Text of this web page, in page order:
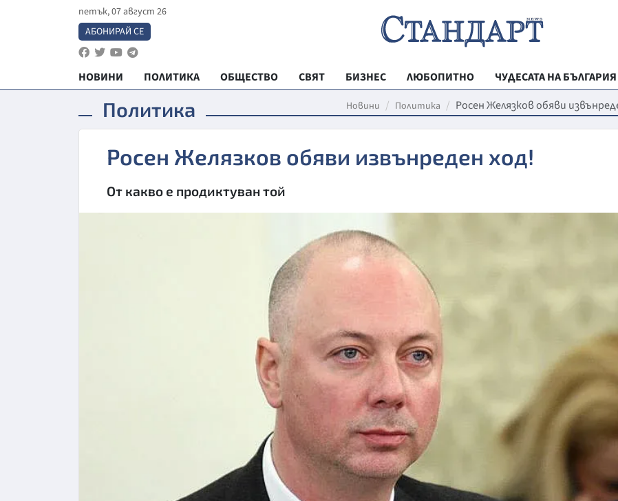
петък, 07 август 26
АБОНИРАЙ СЕ
НОВИНИ ПОЛИТИКА ОБЩЕСТВО СВЯТ БИЗНЕС ЛЮБОПИТНО ЧУДЕСАТА НА БЪЛГАРИЯ
РЕГИОНАЛНИ
ВЕСТНИК
МЛАДЕЖКА
ДА!НА
ПРАВОСЪДИЕ
КРИМИ
ВЯРА
ВОЙНАТА В
Политика Новини Политика Росен Желязков обяви
Росен Желязков обяви извънреден ход!
От какво е продиктуван той